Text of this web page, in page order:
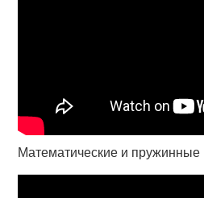
Математические и пружинные